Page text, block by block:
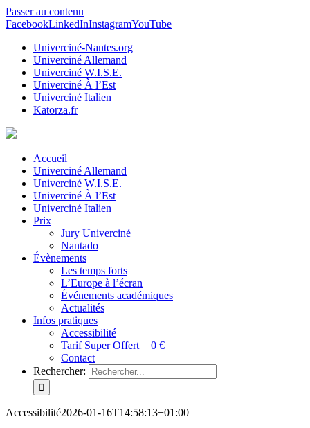
Passer au contenu
FacebookLinkedInInstagramYouTube
Univerciné-Nantes.org
Univerciné Allemand
Univerciné W.I.S.E.
Univerciné À l’Est
Univerciné Italien
Katorza.fr
Accueil
Univerciné Allemand
Univerciné W.I.S.E.
Univerciné À l’Est
Univerciné Italien
Prix
Jury Univerciné
Nantado
Évènements
Les temps forts
L’Europe à l’écran
Événements académiques
Actualités
Infos pratiques
Accessibilité
Tarif Super Offert = 0 €
Contact
Rechercher:
Accessibilité2026-01-16T14:58:13+01:00